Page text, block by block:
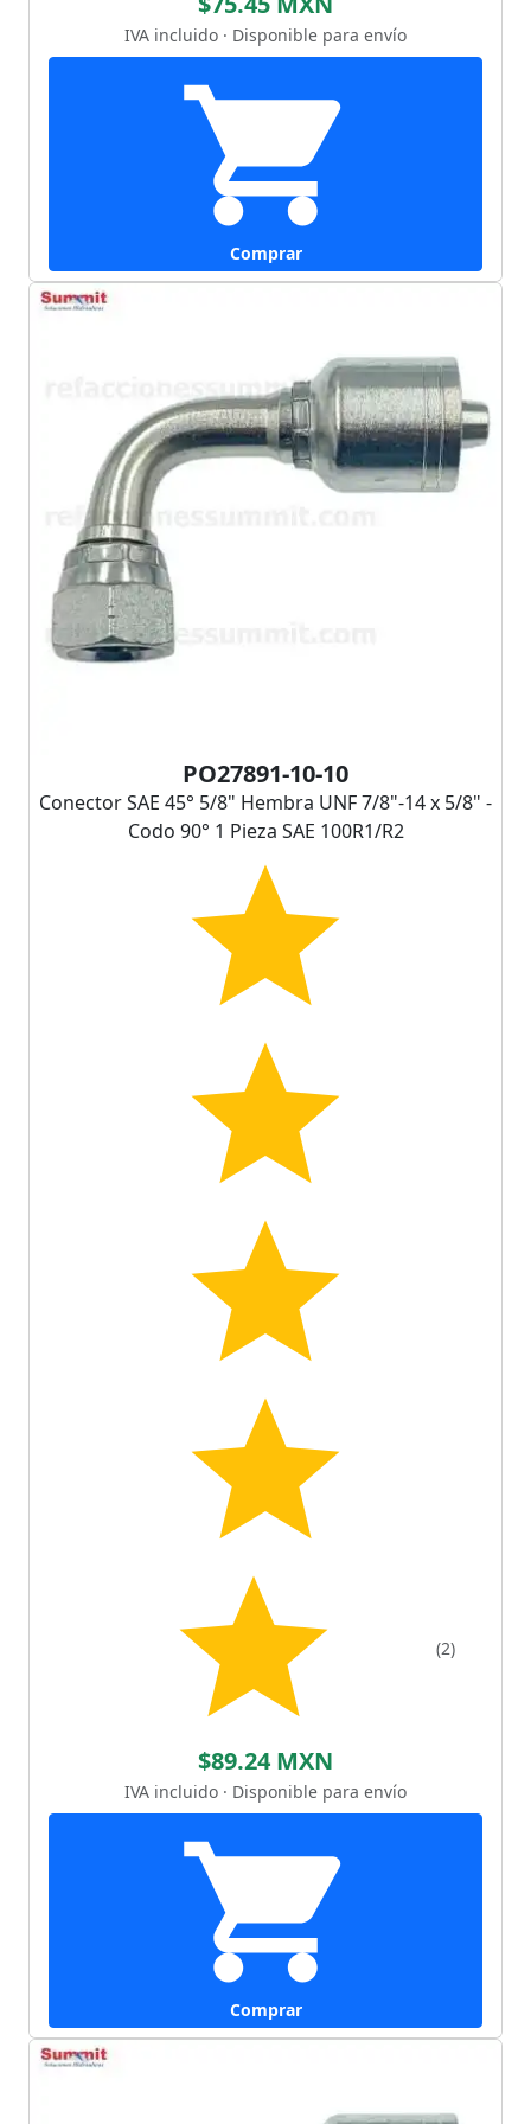
IVA incluido · Disponible para envío
Comprar
PO27891-10-10
Conector SAE 45° 5/8" Hembra UNF 7/8"-14 x 5/8" -
Codo 90° 1 Pieza SAE 100R1/R2
(2)
$89.24 MXN
IVA incluido · Disponible para envío
Comprar